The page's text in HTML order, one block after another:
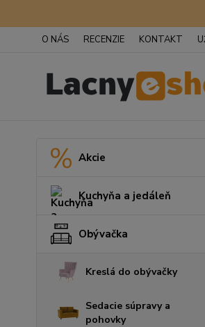
O NÁS RECENZIE KONTAKT
Akcie
Kuchyňa a jedáleň
Obývačka
Kreslá do obývačky
Sedacie súpravy a
pohovky